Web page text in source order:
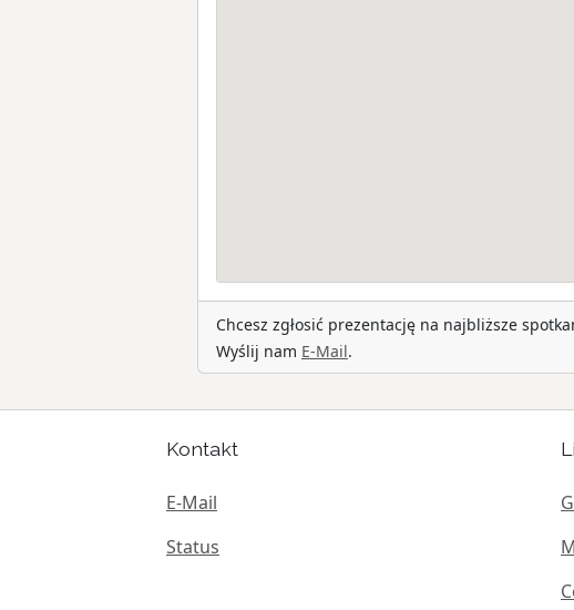
Chcesz zgłosić prezentację na najbliższe
Wyślij nam E-Mail.
Kontakt
E-Mail
Status